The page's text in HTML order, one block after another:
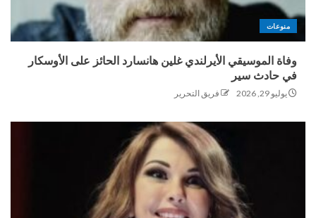
منوعات
وفاة الموسيقي الأيرلندي غلين هانسارد الحائز على الأوسكار
في حادث سير
يوليو 29, 2026 فريق التحرير